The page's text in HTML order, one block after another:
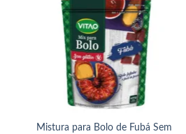
Mistura para Bolo de Fubá Sem